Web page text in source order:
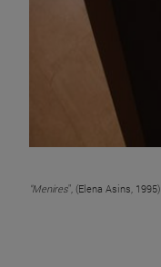
"Menires", (Elena Asins, 1995)